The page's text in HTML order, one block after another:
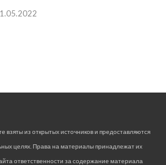
из открытых источников и предоставляются
целях. Права на материалы принадлежат их
ответственности за содержание материала